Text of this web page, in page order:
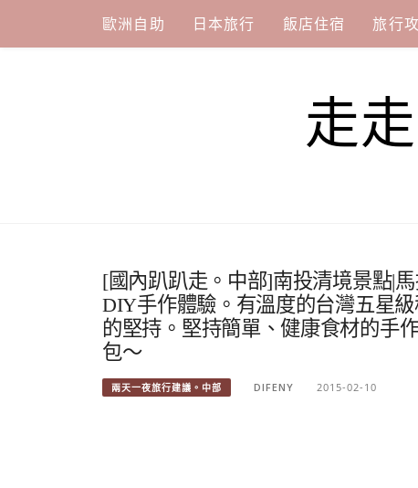
content
歐洲自助 日本旅行 飯店住宿 旅行
走
[國內趴趴走。中部]南投清境景點|
DIY手作體驗。有溫度的台灣五星
的堅持。堅持簡單、健康食材的手
包～
兩天一夜旅行建議。中部 DIFENY 2015-02-10